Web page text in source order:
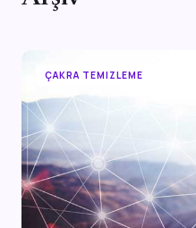
ÇAKRA TEMIZLEME